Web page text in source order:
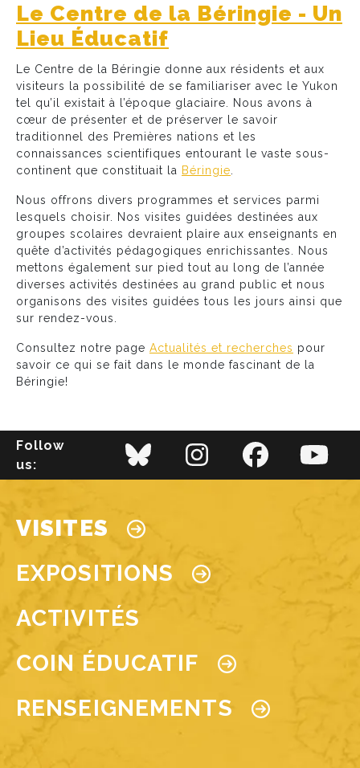
Le Centre de la Béringie - Un
Lieu Éducatif
Le Centre de la Béringie donne aux résidents et aux
visiteurs la possibilité de se familiariser avec le Yukon
tel qu’il existait à l’époque glaciaire. Nous avons à
cœur de présenter et de préserver le savoir
traditionnel des Premières nations et les
connaissances scientifiques entourant le vaste sous-
continent que constituait la Béringie.
Nous offrons divers programmes et services parmi
lesquels choisir. Nos visites guidées destinées aux
groupes scolaires devraient plaire aux enseignants en
quête d’activités pédagogiques enrichissantes. Nous
mettons également sur pied tout au long de l’année
diverses activités destinées au grand public et nous
organisons des visites guidées tous les jours ainsi que
sur rendez-vous.
Consultez notre page Actualités et recherches pour
savoir ce qui se fait dans le monde fascinant de la
Béringie!
Follow
us:
Main navigation
VISITES
EXPOSITIONS
ACTIVITÉS
COIN ÉDUCATIF
RENSEIGNEMENTS